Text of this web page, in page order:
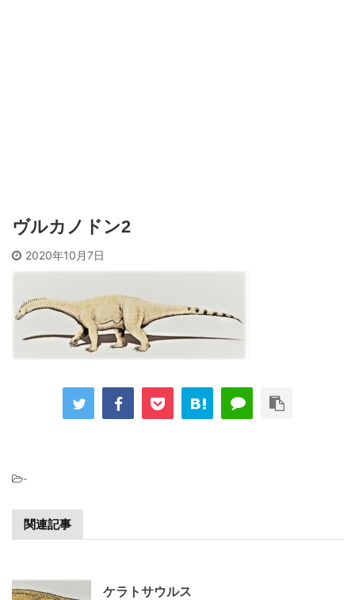
ヴルカノドン2
2020年10月7日
-
関連記事
ケラトサウルス